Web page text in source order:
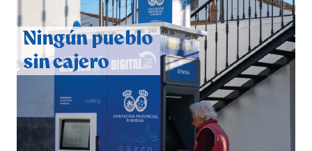
CUARTA CORRIDA DE LAS FIESTAS COLOMBINAS
2026
hace 7 días·Huelvatv